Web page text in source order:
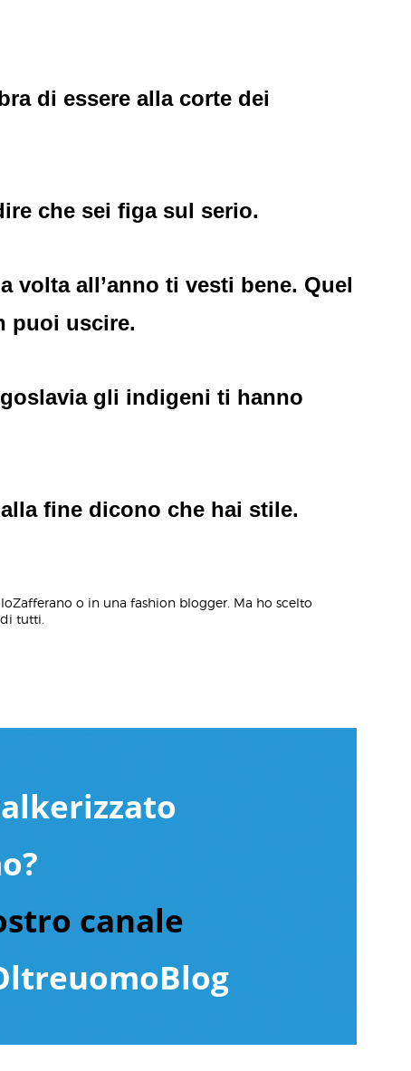
di essere alla corte dei
che sei figa sul serio.
volta all’anno ti vesti bene. Quel
puoi uscire.
gli indigeni ti hanno
fine dicono che hai stile.
o in una fashion blogger. Ma ho scelto
tutti.
canale